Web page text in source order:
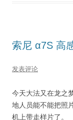
索尼 α7S 高
发表评论
今天大法又在龙之
地人员能不能把照
机上带走样片了。